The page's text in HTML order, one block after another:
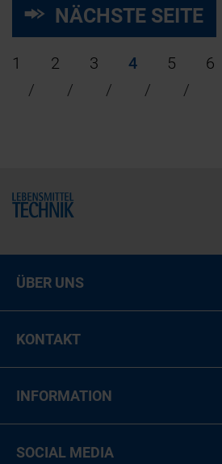
NÄCHSTE SEITE
1 2 3 4 5 6
Home
ÜBER UNS
KONTAKT
INFORMATION
SOCIAL MEDIA